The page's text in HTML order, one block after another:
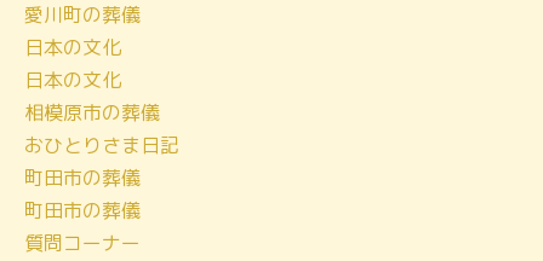
ブ
愛川町の葬儀
日本の文化
日本の文化
相模原市の葬儀
おひとりさま日記
町田市の葬儀
町田市の葬儀
質問コーナー